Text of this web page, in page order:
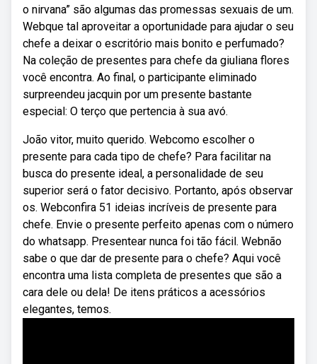
o nirvana” são algumas das promessas sexuais de um.
Webque tal aproveitar a oportunidade para ajudar o seu
chefe a deixar o escritório mais bonito e perfumado?
Na coleção de presentes para chefe da giuliana flores
você encontra. Ao final, o participante eliminado
surpreendeu jacquin por um presente bastante
especial: O terço que pertencia à sua avó.
João vitor, muito querido. Webcomo escolher o
presente para cada tipo de chefe? Para facilitar na
busca do presente ideal, a personalidade de seu
superior será o fator decisivo. Portanto, após observar
os. Webconfira 51 ideias incríveis de presente para
chefe. Envie o presente perfeito apenas com o número
do whatsapp. Presentear nunca foi tão fácil. Webnão
sabe o que dar de presente para o chefe? Aqui você
encontra uma lista completa de presentes que são a
cara dele ou dela! De itens práticos a acessórios
elegantes, temos.